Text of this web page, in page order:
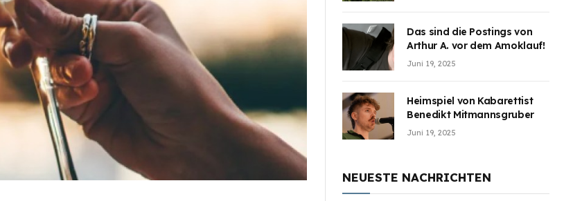
Das sind die Postings von
Arthur A. vor dem Amoklauf!
Juni 19, 2025
Heimspiel von Kabarettist
Benedikt Mitmannsgruber
Juni 19, 2025
NEUESTE NACHRICHTEN